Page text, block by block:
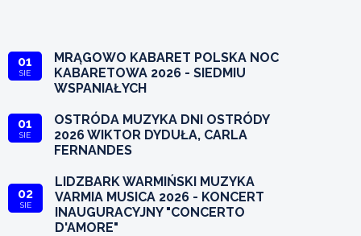
01
SIE
MRĄGOWO KABARET POLSKA NOC
KABARETOWA 2026 - SIEDMIU
WSPANIAŁYCH
01
SIE
OSTRÓDA MUZYKA DNI OSTRÓDY
2026 WIKTOR DYDUŁA, CARLA
FERNANDES
02
SIE
LIDZBARK WARMIŃSKI MUZYKA
VARMIA MUSICA 2026 - KONCERT
INAUGURACYJNY "CONCERTO
D'AMORE"